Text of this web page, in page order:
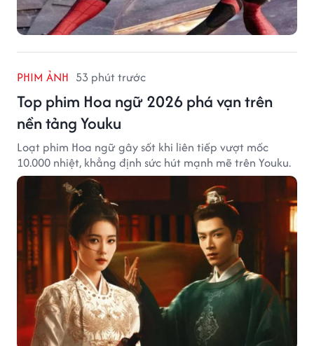
PHIM ẢNH 53 phút trước
Top phim Hoa ngữ 2026 phá vạn trên
nền tảng Youku
Loạt phim Hoa ngữ gây sốt khi liên tiếp vượt mốc
10.000 nhiệt, khẳng định sức hút mạnh mẽ trên Youku.